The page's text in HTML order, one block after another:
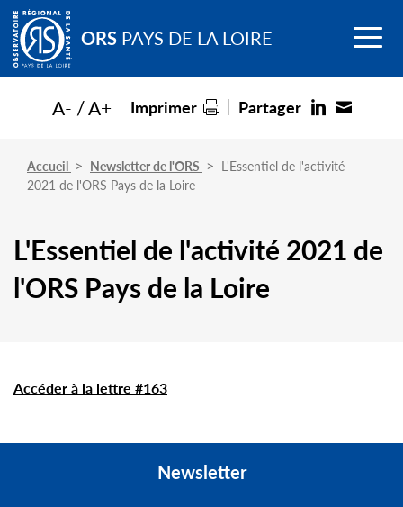
Go to
main
content ORS PAYS DE LA LOIRE Menu
Accueil Newsletter de l'ORS
L'Essentiel de l'activité
2021 de l'ORS Pays de la Loire
L'Essentiel de l'activité 2021 de
l'ORS Pays de la Loire
A- A+ Imprimer Partager
Accéder à la lettre #163
Newsletter